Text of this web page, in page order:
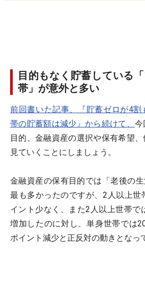
目的もなく貯蓄している
帯」が意外と多い
前回書いた記事、『貯蓄ゼロが4
帯の貯蓄額は減少』から続けて、 今
目的、金融資産の選択や保有希望
見ていくことにしましょう。
金融資産の保有目的では「老後の
最も多かったのですが、2人以上世
イント少なく、また2人以上世帯で
増加したのに対し、単身世帯では
ポイント減少と正反対の動きとなっ